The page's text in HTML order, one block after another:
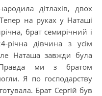
дітлахів, двох
на руках у Наташі
брат семирічний і
річна дівчина з усім
Наташа завжди була
ми з братом
Я по господарству
Брат Сергій був